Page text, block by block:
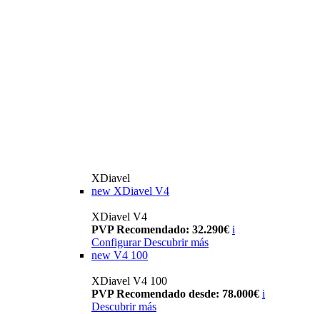
XDiavel
new XDiavel V4
XDiavel V4
PVP Recomendado: 32.290€ i
Configurar Descubrir más
new V4 100
XDiavel V4 100
PVP Recomendado desde: 78.000€ i
Descubrir más